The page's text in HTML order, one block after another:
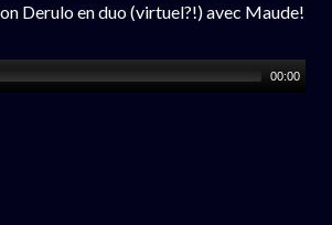
Derulo en duo (virtuel?!) avec Maude!
00:00